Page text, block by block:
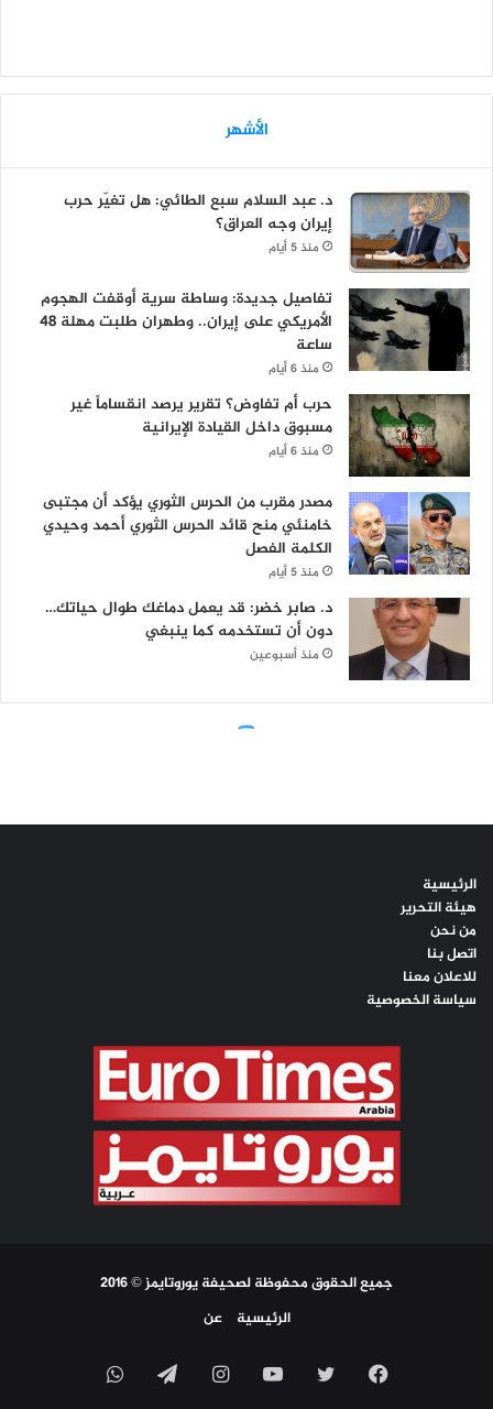
الرئيسية
هيئة التحرير
من نحن
اتصل بنا
للاعلان معنا
سياسة الخصوصية
جميع الحقوق محفوظة لصحيفة يوروتايمز © 2016
الرئيسية
عن
فيسبوك تويتر يوتيوب انستقرام تيلقرام